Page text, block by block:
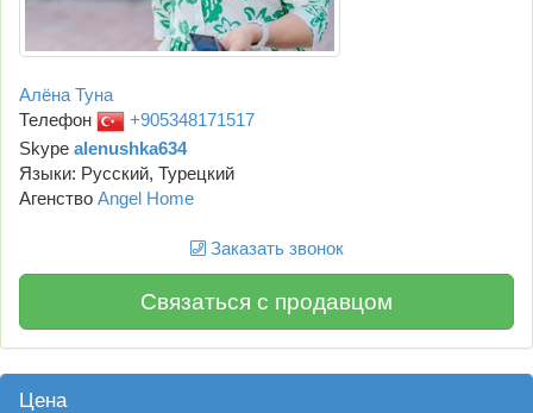
Алёна Туна
Телефон
+905348171517
Skype alenushka634
Языки: Русский, Турецкий
Агенство Angel Home
Заказать звонок
Связаться с продавцом
Цена